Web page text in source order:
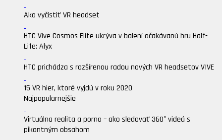
Ako vyčistiť VR headset
HTC Vive Cosmos Elite ukrýva v balení očakávanú hru Half-
Life: Alyx
HTC prichádza s rozšírenou radou nových VR headsetov VIVE
15 VR hier, ktoré vyjdú v roku 2020
Najpopularnejšie
Virtuálna realita a porno – ako sledovať 360° videá s
pikantným obsahom